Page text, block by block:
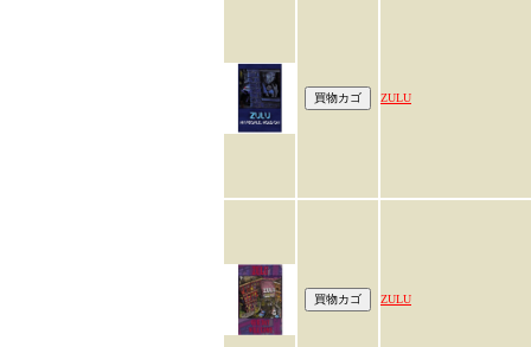
ZULU
ZULU